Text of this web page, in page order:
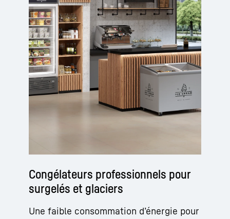
Congélateurs professionnels pour
surgelés et glaciers
Une faible consommation d’énergie pour